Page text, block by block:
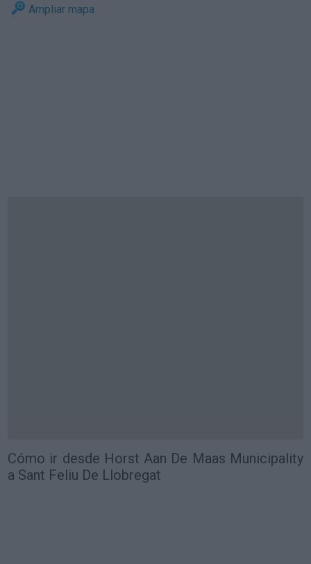
Ampliar mapa
Cómo ir desde Horst Aan De Maas Municipality
a Sant Feliu De Llobregat